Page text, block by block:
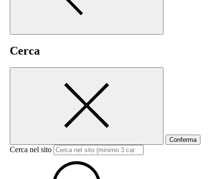
Cerca
Conferma
Cerca nel sito